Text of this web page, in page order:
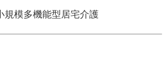
規模多機能型居宅介護